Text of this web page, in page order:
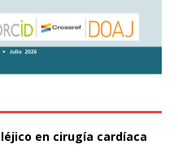
en cirugía cardíaca